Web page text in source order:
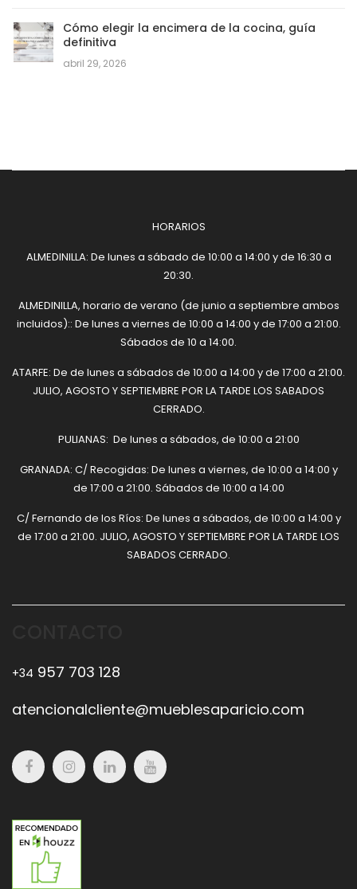
Cómo elegir la encimera de la cocina, guía
definitiva
abril 29, 2026
HORARIOS
ALMEDINILLA: De lunes a sábado de 10:00 a 14:00 y de 16:30 a
20:30.
ALMEDINILLA, horario de verano (de junio a septiembre ambos
incluidos):: De lunes a viernes de 10:00 a 14:00 y de 17:00 a 21:00.
Sábados de 10 a 14:00.
ATARFE: De de lunes a sábados de 10:00 a 14:00 y de 17:00 a 21:00.
JULIO, AGOSTO Y SEPTIEMBRE POR LA TARDE LOS SABADOS
CERRADO.
PULIANAS: De lunes a sábados, de 10:00 a 21:00
GRANADA: C/ Recogidas: De lunes a viernes, de 10:00 a 14:00 y
de 17:00 a 21:00. Sábados de 10:00 a 14:00
C/ Fernando de los Ríos: De lunes a sábados, de 10:00 a 14:00 y
de 17:00 a 21:00. JULIO, AGOSTO Y SEPTIEMBRE POR LA TARDE LOS
SABADOS CERRADO.
+34 957 703 128
atencionalcliente@mueblesaparicio.com